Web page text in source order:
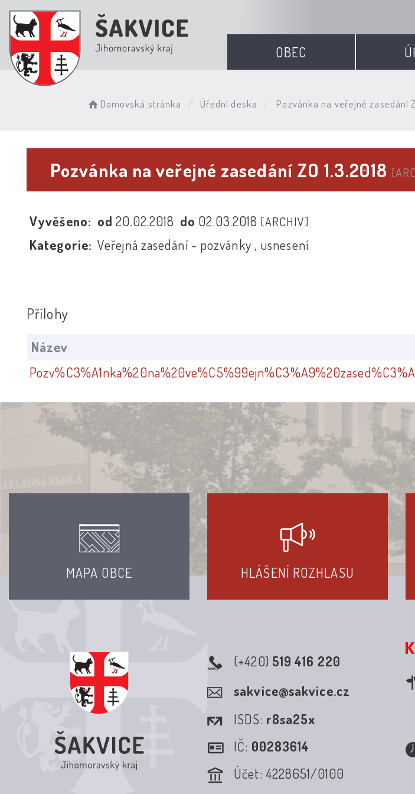
OBEC
Domovská stránka Úřední deska Pozvánka na veřejné zasedání
Pozvánka na veřejné zasedání ZO 1.3.2018
Vyvěšeno: od20.02.2018 do 02.03.2018 [ARCHIV]
Kategorie: Veřejná zasedání - pozvánky , usnesení
Přílohy
Název
MAPA OBCE HLÁŠENÍ ROZHLASU
(+420) 519 416 220
sakvice@sakvice.cz
ISDS: r8sa25x
IČ: 00283614
Účet: 4228651/0100